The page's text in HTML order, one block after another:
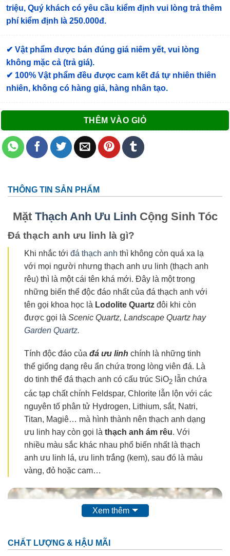
triệu, Quý khách có yêu cầu kiểm định vui lòng trả thêm
phí kiểm định là 250.000đ.
✔ Vật phẩm được bán đúng giá niêm yết, vui lòng
không mặc cả (trả giá).
✔ 100% Vật phẩm đều được cam kết đá tự nhiên thiên
nhiên, không có hàng giả, hàng nhân tạo.
THÊM VÀO GIỎ
THÔNG TIN SẢN PHẨM
Mặt Thạch Anh Ưu Linh Cộng Sinh Tóc
Đá thạch anh ưu linh là gì?
Khi nhắc tới đá thạch anh thì không còn quá xa lạ
với mọi người nhưng thạch anh ưu linh (thạch anh
rêu) thì là một cái tên khá mới. Đây là một trong
những biến thể độc đáo nhất của đá thạch anh với
tên gọi khoa học là Lodolite Quartz đôi khi còn
được gọi là Scenic Quartz, Landscape Quartz hay
Garden Quartz.
Tính độc đáo của đá ưu linh chính là những tinh
thể giống dạng rêu ẩn chứa trong lòng viên đá. Là
do tinh thể đá thạch anh có cấu trúc SiO2 lẫn chứa
các tạp chất chính Feldspar, Chlorite lẫn lộn với các
nguyên tố phân tử Hydrogen, Lithium, sắt, Natri,
Titan, Magiê… mà hình thành nên thạch anh dạng
ưu linh hay còn gọi là thạch anh ám rêu. Với
nhiều màu sắc khác nhau phổ biến nhất là thạch
anh ưu linh lá, ưu linh trắng (kem), sau đó là màu
vàng, đỏ hoặc cam…
Xem thêm
CHẤT LƯỢNG & HẬU MÃI